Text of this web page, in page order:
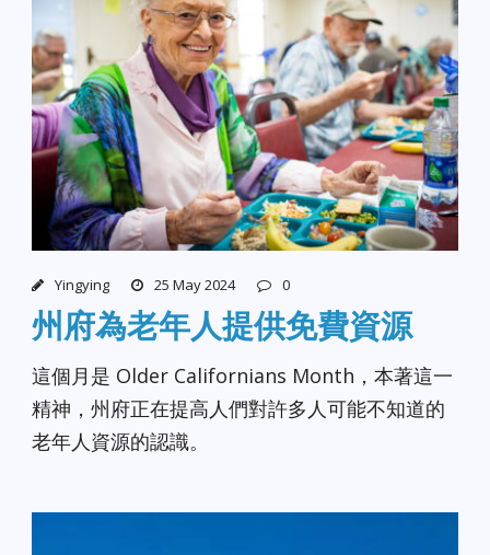
Yingying 25 May 2024 0
州府為老年人提供免費資源
這個月是 Older Californians Month，本著這一
精神，州府正在提高人們對許多人可能不知道的
老年人資源的認識。